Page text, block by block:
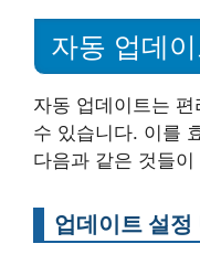
자동 업데
자동 업데이트는
수 있습니다. 이를
다음과 같은 것들이
업데이트 설정